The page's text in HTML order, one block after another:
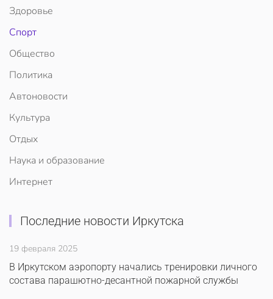
Здоровье
Спорт
Общество
Политика
Автоновости
Культура
Отдых
Наука и образование
Интернет
Последние новости Иркутска
19 февраля 2025
В Иркутском аэропорту начались тренировки личного
состава парашютно-десантной пожарной службы